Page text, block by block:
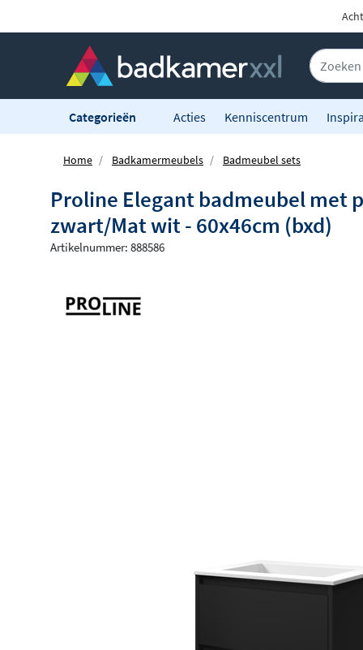
Categorieën Acties Kenniscentrum
Home Badkamermeubels Badmeubel sets
Proline Elegant badmeubel met
zwart/Mat wit - 60x46cm (bxd)
Artikelnummer: 888586